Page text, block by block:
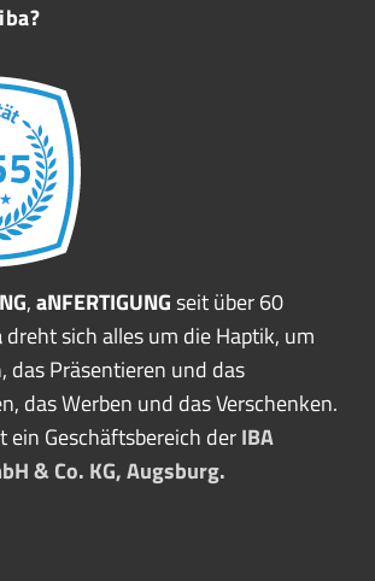
,aNFERTIGUNGseit über 60
dreht sich alles um die Haptik, um
das Präsentieren und das
das Werben und das Verschenken.
ein Geschäftsbereich derIBA
& Co. KG, Augsburg.